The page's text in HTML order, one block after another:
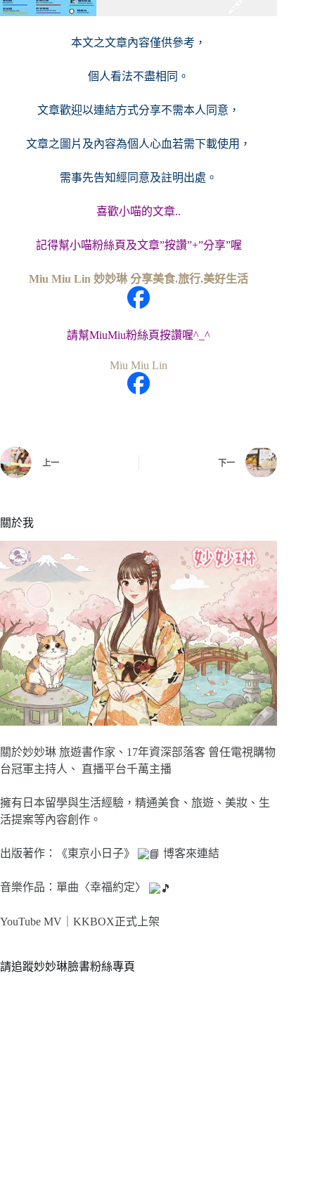
本文之文章內容僅供參考，
個人看法不盡相同。
文章歡迎以連結方式分享不需本人同意，
文章之圖片及內容為個人心血若需下載使用，
需事先告知經同意及註明出處。
喜歡小喵的文章..
記得幫小喵粉絲頁及文章”按讚”+”分享”喔
Miu Miu Lin 妙妙琳 分享美食.旅行.美好生活
請幫MiuMiu粉絲頁按讚喔^_^
Miu Miu Lin
上一 下一
關於我
關於妙妙琳 旅遊書作家、17年資深部落客 曾任電視購物
台冠軍主持人、 直播平台千萬主播
擁有日本留學與生活經驗，精通美食、旅遊、美妝、生
活提案等內容創作。
出版著作：《東京小日子》 博客來連結
音樂作品：單曲〈幸福約定〉
YouTube MV｜ KKBOX正式上架
請追蹤妙妙琳臉書粉絲專頁